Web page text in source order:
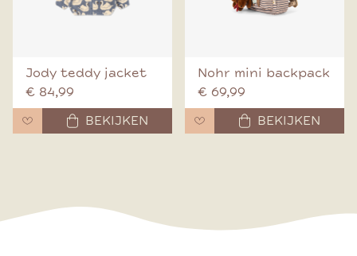
Jody teddy jacket
€ 84,99
BEKIJKEN
Nohr mini backpack
€ 69,99
BEKIJKEN